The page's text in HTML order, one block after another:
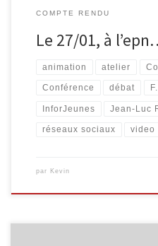
COMPTE RENDU
Le 27/01, à
animation atelier
Conférence débat
InforJeunes Jean-Luc
réseaux sociaux video
par Kevin